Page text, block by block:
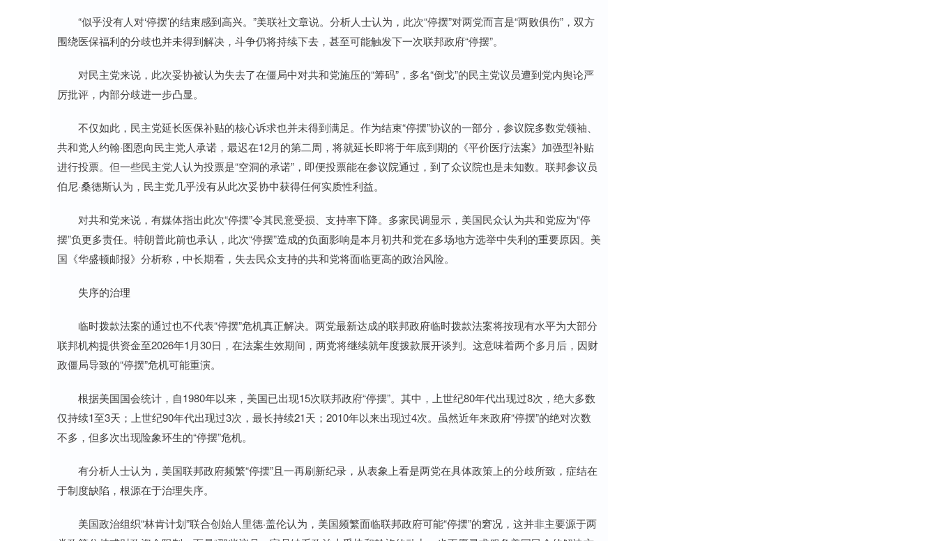
“似乎没有人对‘停摆’的结束感到高兴。”美联社文章说。分析人士认为，此次“停摆”对两党而言是“两败俱伤”，双方
围绕医保福利的分歧也并未得到解决，斗争仍将持续下去，甚至可能触发下一次联邦政府“停摆”。
对民主党来说，此次妥协被认为失去了在僵局中对共和党施压的“筹码”，多名“倒戈”的民主党议员遭到党内舆论严
厉批评，内部分歧进一步凸显。
不仅如此，民主党延长医保补贴的核心诉求也并未得到满足。作为结束“停摆”协议的一部分，参议院多数党领袖、
共和党人约翰·图恩向民主党人承诺，最迟在12月的第二周，将就延长即将于年底到期的《平价医疗法案》加强型补贴
进行投票。但一些民主党人认为投票是“空洞的承诺”，即便投票能在参议院通过，到了众议院也是未知数。联邦参议员
伯尼·桑德斯认为，民主党几乎没有从此次妥协中获得任何实质性利益。
对共和党来说，有媒体指出此次“停摆”令其民意受损、支持率下降。多家民调显示，美国民众认为共和党应为“停
摆”负更多责任。特朗普此前也承认，此次“停摆”造成的负面影响是本月初共和党在多场地方选举中失利的重要原因。美
国《华盛顿邮报》分析称，中长期看，失去民众支持的共和党将面临更高的政治风险。
失序的治理
临时拨款法案的通过也不代表“停摆”危机真正解决。两党最新达成的联邦政府临时拨款法案将按现有水平为大部分
联邦机构提供资金至2026年1月30日，在法案生效期间，两党将继续就年度拨款展开谈判。这意味着两个多月后，因财
政僵局导致的“停摆”危机可能重演。
根据美国国会统计，自1980年以来，美国已出现15次联邦政府“停摆”。其中，上世纪80年代出现过8次，绝大多数
仅持续1至3天；上世纪90年代出现过3次，最长持续21天；2010年以来出现过4次。虽然近年来政府“停摆”的绝对次数
不多，但多次出现险象环生的“停摆”危机。
有分析人士认为，美国联邦政府频繁“停摆”且一再刷新纪录，从表象上看是两党在具体政策上的分歧所致，症结在
于制度缺陷，根源在于治理失序。
美国政治组织“林肯计划”联合创始人里德·盖伦认为，美国频繁面临联邦政府可能“停摆”的窘况，这并非主要源于两